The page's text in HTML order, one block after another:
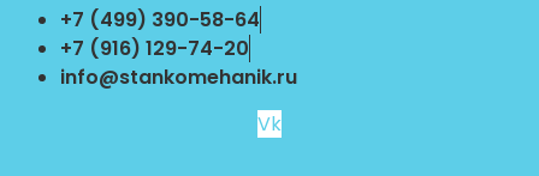
Перейти
содержимому
+7 (499) 390-58-64
+7 (916) 129-74-20
info@stankomehanik.ru
Vk